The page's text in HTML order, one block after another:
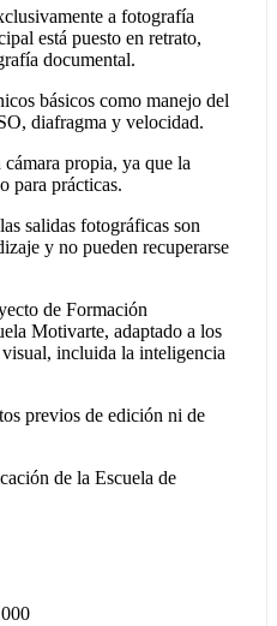
a fotografía
está puesto en retrato,
documental.
básicos como manejo del
diafragma y velocidad.
propia, ya que la
para prácticas.
salidas fotográficas son
y no pueden recuperarse
de Formación
Motivarte, adaptado a los
incluida la inteligencia
previos de edición ni de
de la Escuela de